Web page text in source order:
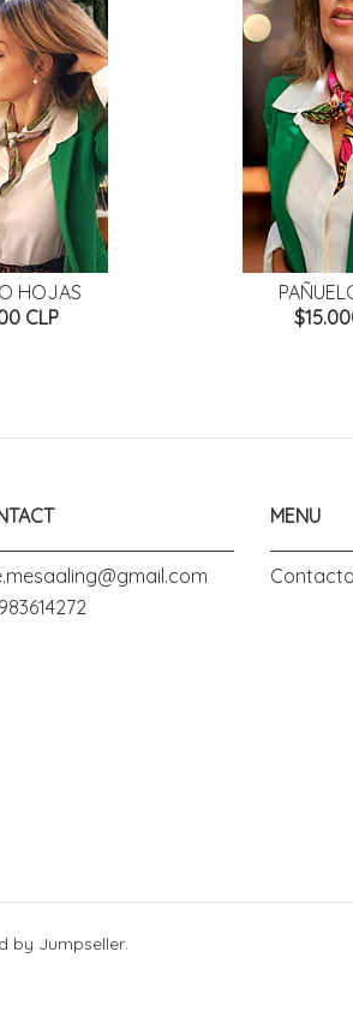
HOJAS
CLP
MENU
Contacto
by Jumpseller.